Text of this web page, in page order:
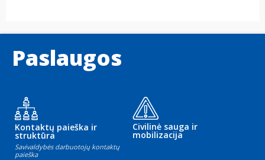
Paslaugos
Kontaktų paieška ir
struktūra
Savivaldybės darbuotojų kontaktų
paieška
Civilinė sauga ir
mobilizacija